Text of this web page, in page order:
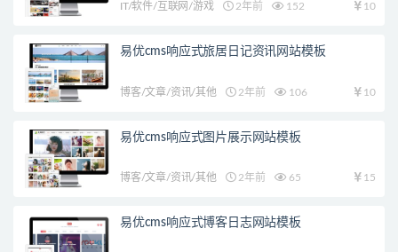
IT/软件/互联网/游戏 2年前 152 10
易优cms响应式旅居日记资讯网站模板
博客/文章/资讯/其他 2年前 106 10
易优cms响应式图片展示网站模板
博客/文章/资讯/其他 2年前 65 15
易优cms响应式博客日志网站模板